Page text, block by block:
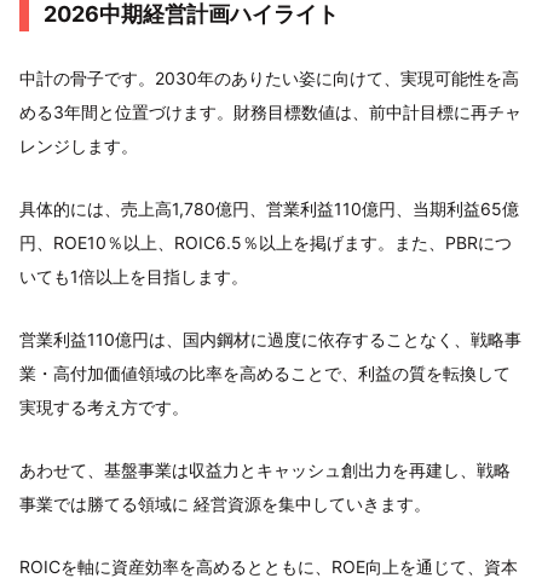
2026中期経営計画ハイライト
中計の骨子です。2030年のありたい姿に向けて、実現可能性を高
める3年間と位置づけます。財務目標数値は、前中計目標に再チャ
レンジします。
具体的には、売上高1,780億円、営業利益110億円、当期利益65億
円、ROE10％以上、ROIC6.5％以上を掲げます。また、PBRにつ
いても1倍以上を目指します。
営業利益110億円は、国内鋼材に過度に依存することなく、戦略事
業・高付加価値領域の比率を高めることで、利益の質を転換して
実現する考え方です。
あわせて、基盤事業は収益力とキャッシュ創出力を再建し、戦略
事業では勝てる領域に 経営資源を集中していきます。
ROICを軸に資産効率を高めるとともに、ROE向上を通じて、資本